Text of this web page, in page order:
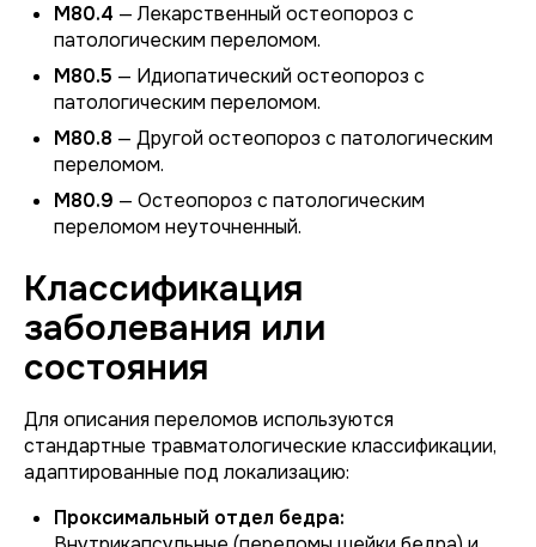
M80.4 — Лекарственный остеопороз с
патологическим переломом.
M80.5 — Идиопатический остеопороз с
патологическим переломом.
M80.8 — Другой остеопороз с патологическим
переломом.
M80.9 — Остеопороз с патологическим
переломом неуточненный.
Классификация
заболевания или
состояния
Для описания переломов используются
стандартные травматологические классификации,
адаптированные под локализацию:
Проксимальный отдел бедра: